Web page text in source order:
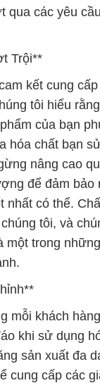
qua các yêu
Trội**
kết cung
tôi hiểu
của bạn
hóa chất bạn
nâng cao
để đảm bảo
nhất có thể.
tôi, và
một trong
mỗi khách
khi sử dụng
sản xuất đa
cung cấp các